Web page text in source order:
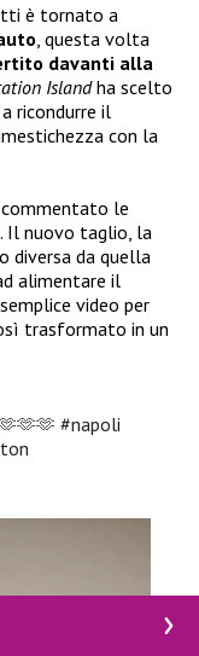
è tornato a
, questa volta
davanti alla
Islandha scelto
ricondurre il
con la
commentato le
. Il nuovo taglio, la
diversa da quella
alimentare il
video per
trasformato in un
#napoli